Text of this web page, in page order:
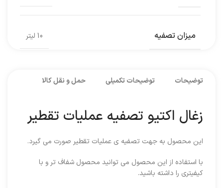
میزان تصفیه 10 لیتر
توضیحات توضیحات تکمیلی حمل و نقل کالا
زغال اکتیو تصفیه عملیات تقطیر
این محصول به جهت تصفیه ی عملیات تقطیر صورت می گیرد.
با استفاده از این محصول می توانید محصول شفاف تر و با
کیفیتری را داشته باشید.